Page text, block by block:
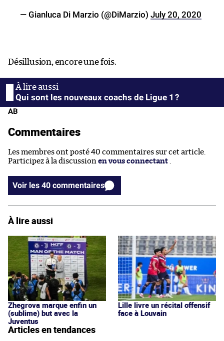
— Gianluca Di Marzio (@DiMarzio) July 20, 2020
Désillusion, encore une fois.
Qui sont les nouveaux coachs de Ligue 1 ?
AB
Commentaires
Les membres ont posté 40 commentaires sur cet article.
Participez à la discussion en vous connectant
Voir les 40 commentaires
À lire aussi
Zhegrova marque enfin un
(sublime) but avec la
Juventus
Lille livre un récital offensif
face à Louvain
Articles en tendances